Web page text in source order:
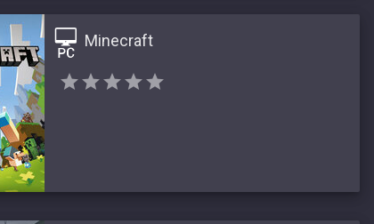
Minecraft